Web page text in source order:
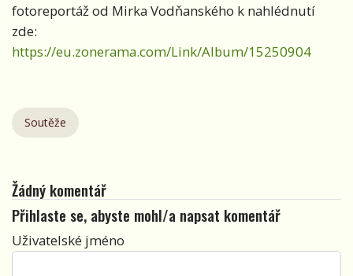
fotoreportáž od Mirka Vodňanského k nahlédnutí
zde:
https://eu.zonerama.com/Link/Album/15250904
Soutěže
Žádný komentář
Přihlaste se, abyste mohl/a napsat komentář
Uživatelské jméno